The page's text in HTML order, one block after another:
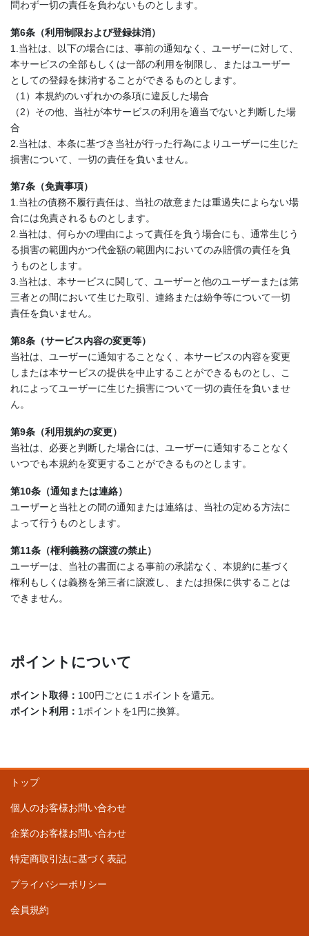
問わず一切の責任を負わないものとします。
第6条（利用制限および登録抹消）
1.当社は、以下の場合には、事前の通知なく、ユーザーに対して、
本サービスの全部もしくは一部の利用を制限し、またはユーザー
としての登録を抹消することができるものとします。
（1）本規約のいずれかの条項に違反した場合
（2）その他、当社が本サービスの利用を適当でないと判断した場
合
2.当社は、本条に基づき当社が行った行為によりユーザーに生じた
損害について、一切の責任を負いません。
第7条（免責事項）
1.当社の債務不履行責任は、当社の故意または重過失によらない場
合には免責されるものとします。
2.当社は、何らかの理由によって責任を負う場合にも、通常生じう
る損害の範囲内かつ代金額の範囲内においてのみ賠償の責任を負
うものとします。
3.当社は、本サービスに関して、ユーザーと他のユーザーまたは第
三者との間において生じた取引、連絡または紛争等について一切
責任を負いません。
第8条（サービス内容の変更等）
当社は、ユーザーに通知することなく、本サービスの内容を変更
しまたは本サービスの提供を中止することができるものとし、こ
れによってユーザーに生じた損害について一切の責任を負いませ
ん。
第9条（利用規約の変更）
当社は、必要と判断した場合には、ユーザーに通知することなく
いつでも本規約を変更することができるものとします。
第10条（通知または連絡）
ユーザーと当社との間の通知または連絡は、当社の定める方法に
よって行うものとします。
第11条（権利義務の譲渡の禁止）
ユーザーは、当社の書面による事前の承諾なく、本規約に基づく
権利もしくは義務を第三者に譲渡し、または担保に供することは
できません。
ポイントについて
ポイント取得： 100円ごとに１ポイントを還元。
ポイント利用： 1ポイントを1円に換算。
トップ
個人のお客様お問い合わせ
企業のお客様お問い合わせ
特定商取引法に基づく表記
プライバシーポリシー
会員規約